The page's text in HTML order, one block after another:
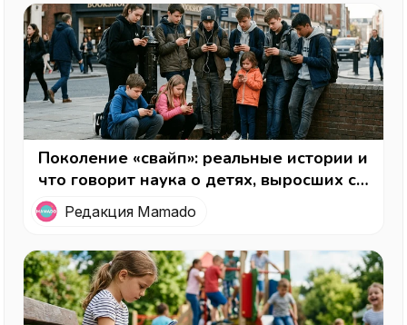
Поколение «свайп»: реальные истории и
что говорит наука о детях, выросших с
телефоном в руках
Редакция Mamado